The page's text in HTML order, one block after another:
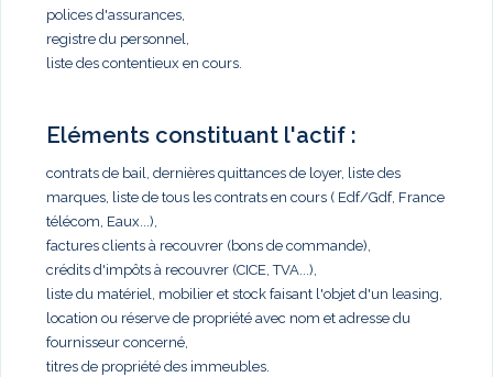
polices d'assurances,
registre du personnel,
liste des contentieux en cours.
Eléments constituant l'actif :
contrats de bail, dernières quittances de loyer, liste des
marques, liste de tous les contrats en cours ( Edf/Gdf, France
télécom, Eaux...),
factures clients à recouvrer (bons de commande),
crédits d'impôts à recouvrer (CICE, TVA...),
liste du matériel, mobilier et stock faisant l'objet d'un leasing,
location ou réserve de propriété avec nom et adresse du
fournisseur concerné,
titres de propriété des immeubles.